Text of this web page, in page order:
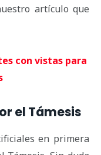
artículo que
con vistas para
el Támesis
en primera